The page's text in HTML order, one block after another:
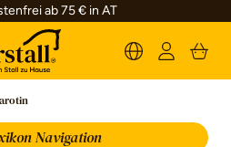
ab 75 € in AT
Navigation